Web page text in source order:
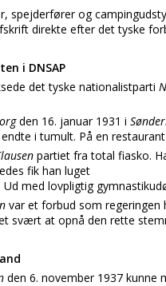
spejderfører og
direkte efter det tyske
i DNSAP
det tyske nationalistparti
den 16. januar 1931 i
i tumult. På en
partiet fra total fiasko.
fik han luget
med lovpligtig
var et forbud som
svært at opnå den rette
den 6. november 1937 kunne